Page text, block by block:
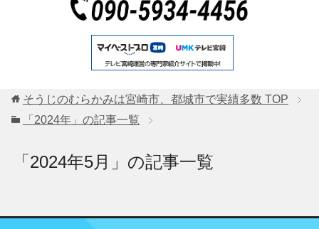
そうじのむらかみは宮崎市、都城市で実績多数 TOP
「2024年」の記事一覧
「2024年5月」の記事一覧